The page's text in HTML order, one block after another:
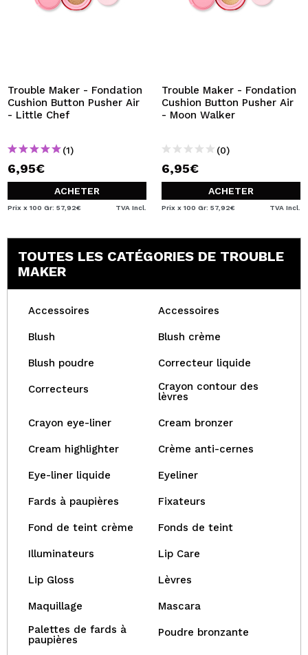
Trouble Maker - Fondation
Cushion Button Pusher Air
- Little Chef
(1)
6,95€
ACHETER
Prix x 100 Gr: 57,92€ TVA Incl.
Trouble Maker - Fondation
Cushion Button Pusher Air
- Moon Walker
(0)
6,95€
ACHETER
Prix x 100 Gr: 57,92€ TVA Incl.
TOUTES LES CATÉGORIES DE TROUBLE
MAKER
Accessoires Accessoires
Blush Blush crème
Blush poudre Correcteur liquide
Correcteurs
Crayon contour des
lèvres
Crayon eye-liner Cream bronzer
Cream highlighter Crème anti-cernes
Eye-liner liquide Eyeliner
Fards à paupières Fixateurs
Fond de teint crème Fonds de teint
Illuminateurs Lip Care
Lip Gloss Lèvres
Maquillage
Mascara
Palettes de fards à
paupières
Poudre bronzante